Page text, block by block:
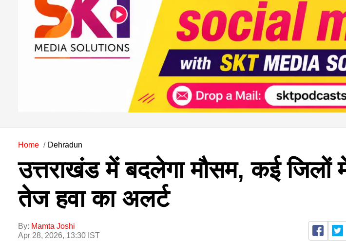
Home Dehradun
उत्तराखंड में बदलेगा मौसम, कई जिलों
तेज हवा का अलर्ट
By: Mamta Joshi
Apr 28, 2026, 13:30 IST